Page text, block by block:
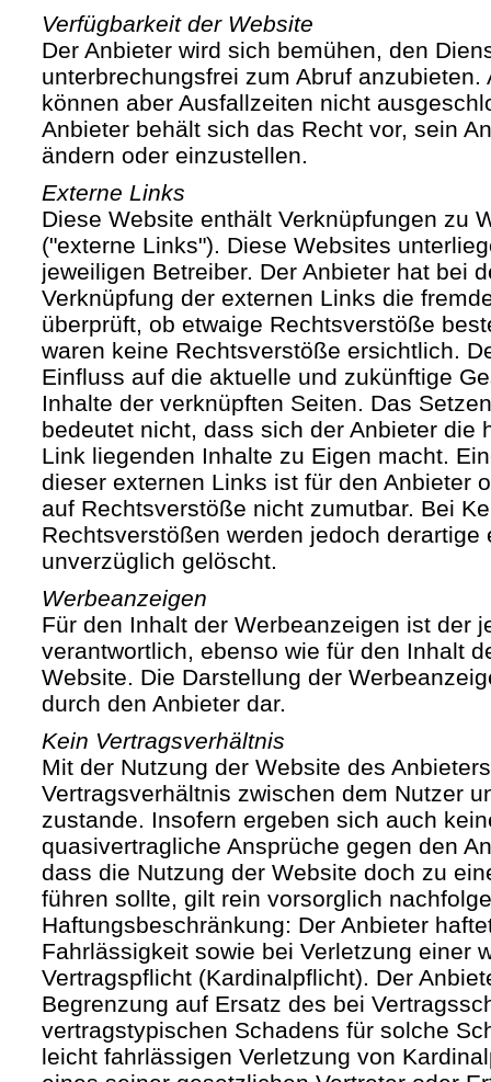
Verfügbarkeit der Website
Der Anbieter wird sich bemühen, den
unterbrechungsfrei zum Abruf anzubieten.
können aber Ausfallzeiten nicht
Anbieter behält sich das Recht vor, sein
ändern oder einzustellen.
Externe Links
Diese Website enthält Verknüpfungen zu
("externe Links"). Diese Websites
jeweiligen Betreiber. Der Anbieter hat bei
Verknüpfung der externen Links die
überprüft, ob etwaige Rechtsverstöße
waren keine Rechtsverstöße ersichtlich.
Einfluss auf die aktuelle und zukünftige
Inhalte der verknüpften Seiten. Das
bedeutet nicht, dass sich der Anbieter die
Link liegenden Inhalte zu Eigen macht.
dieser externen Links ist für den Anbieter
auf Rechtsverstöße nicht zumutbar. Bei
Rechtsverstößen werden jedoch derartige
unverzüglich gelöscht.
Werbeanzeigen
Für den Inhalt der Werbeanzeigen ist der
verantwortlich, ebenso wie für den Inhalt
Website. Die Darstellung der
durch den Anbieter dar.
Kein Vertragsverhältnis
Mit der Nutzung der Website des
Vertragsverhältnis zwischen dem Nutzer
zustande. Insofern ergeben sich auch
quasivertragliche Ansprüche gegen den
dass die Nutzung der Website doch zu
führen sollte, gilt rein vorsorglich
Haftungsbeschränkung: Der Anbieter
Fahrlässigkeit sowie bei Verletzung einer
Vertragspflicht (Kardinalpflicht). Der
Begrenzung auf Ersatz des bei
vertragstypischen Schadens für solche
leicht fahrlässigen Verletzung von